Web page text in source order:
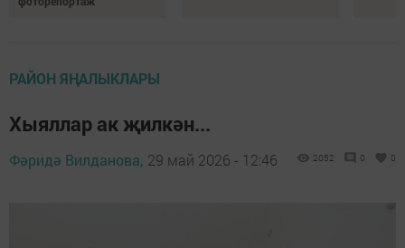
РАЙОН ЯҢАЛЫКЛАРЫ
Хыяллар ак җилкән...
Фәридә Вилданова, 29 май 2026 - 12:46 2052 0 0